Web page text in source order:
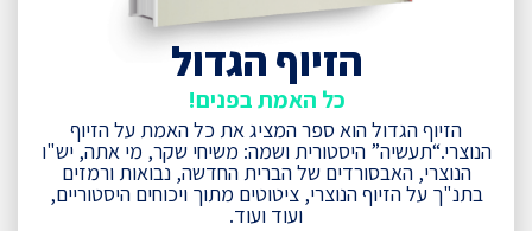
הזיוף הגדול
כל האמת בפנים!
הזיוף הגדול הוא ספר המציג את כל האמת על הזיוף
הנוצרי.“תעשיה” היסטורית ושמה: משיחי שקר, מי אתה, יש"ו
הנוצרי, האבסורדים של הברית החדשה, נבואות ורמזים
בתנ"ך על הזיוף הנוצרי, ציטוטים מתוך ויכוחים היסטוריים,
ועוד ועוד.